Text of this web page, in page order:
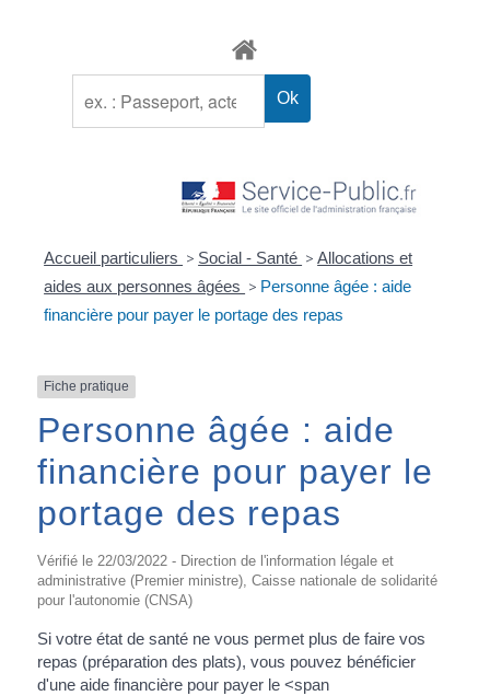
Accueil particuliers > Social - Santé > Allocations et
aides aux personnes âgées > Personne âgée : aide
financière pour payer le portage des repas
Fiche pratique
Personne âgée : aide
financière pour payer le
portage des repas
Vérifié le 22/03/2022 - Direction de l'information légale et
administrative (Premier ministre), Caisse nationale de solidarité
pour l'autonomie (CNSA)
Si votre état de santé ne vous permet plus de faire vos
repas (préparation des plats), vous pouvez bénéficier
d'une aide financière pour payer le <span